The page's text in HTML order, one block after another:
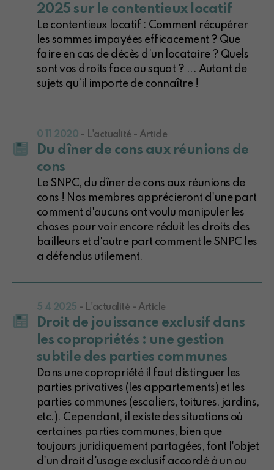
2025 sur le contentieux locatif
Le contentieux locatif : Comment récupérer
les sommes impayées efficacement ? Que
faire en cas de décès d’un locataire ? Quels
sont vos droits face au squat ? ... Autant de
sujets qu’il importe de connaître !
0 11 2020 - L'actualité - Article
Du dîner de cons aux réunions de
cons
Le SNPC, du dîner de cons aux réunions de
cons ! Nos membres apprécieront d'une part
comment d'aucuns ont voulu manipuler les
choses pour voir encore réduit les droits des
bailleurs et d'autre part comment le SNPC les
a défendus utilement.
5 4 2025 - L'actualité - Article
Droit de jouissance exclusif dans
les copropriétés : une gestion
subtile des parties communes
Dans une copropriété il faut distinguer les
parties privatives (les appartements) et les
parties communes (escaliers, toitures, jardins,
etc.). Cependant, il existe des situations où
certaines parties communes, bien que
toujours juridiquement partagées, font l'objet
d'un droit d'usage exclusif accordé à un ou